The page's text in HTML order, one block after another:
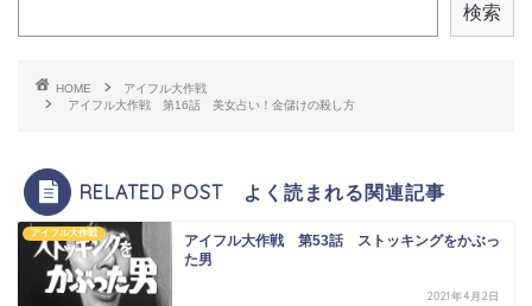
検索
HOME
アイフル大作戦
アイフル大作戦 第16話 美女占い！金儲けの殺し方
RELATED POST よく読まれる関連記事
アイフル大作戦
アイフル大作戦 第53話 ストッキングをかぶっ
た男
2021年4月2日